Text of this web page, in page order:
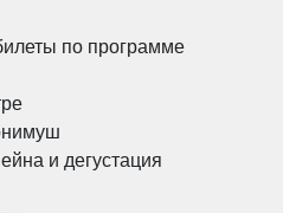
по программе
и дегустация